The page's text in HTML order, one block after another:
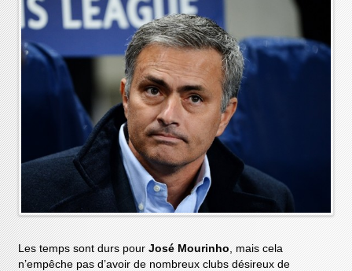
Les temps sont durs pourJosé Mourinho , mais cela
n’empêche pas d’avoir de nombreux clubs désireux de